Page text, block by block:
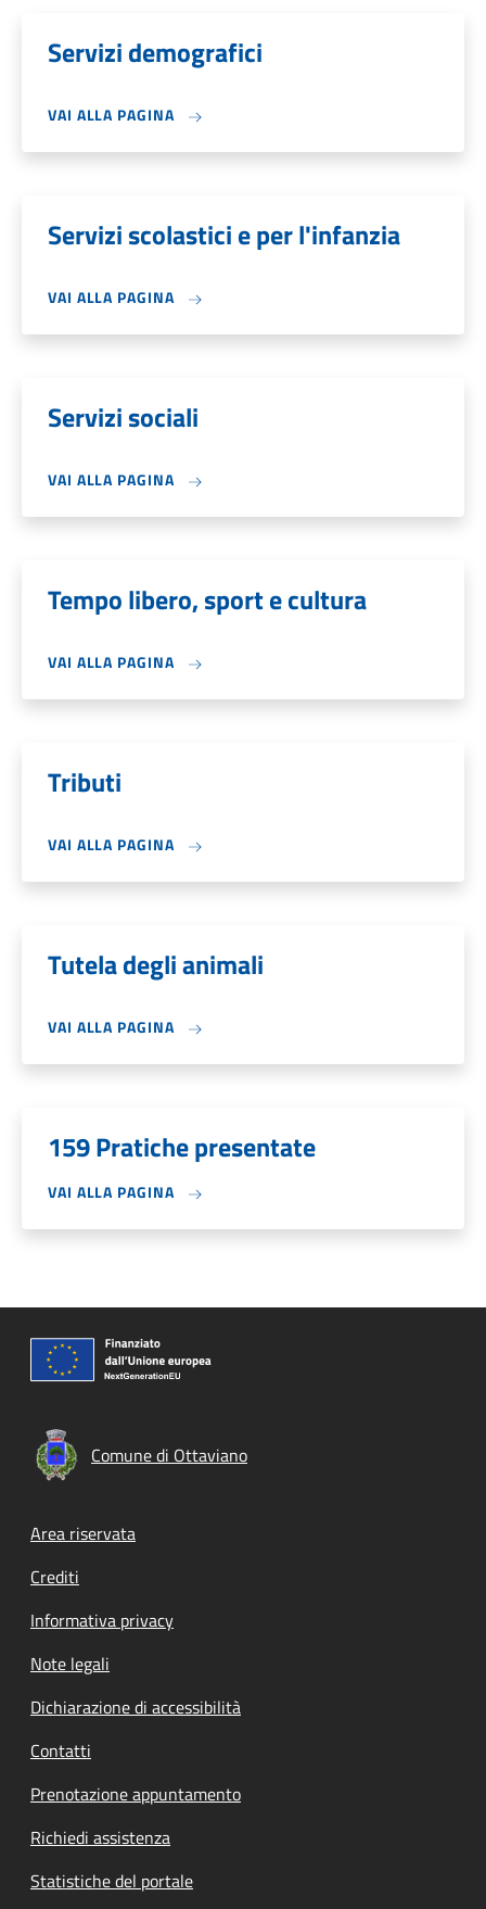
Servizi demografici
VAI ALLA PAGINA
Servizi scolastici e per l'infanzia
VAI ALLA PAGINA
Servizi sociali
VAI ALLA PAGINA
Tempo libero, sport e cultura
VAI ALLA PAGINA
Tributi
VAI ALLA PAGINA
Tutela degli animali
VAI ALLA PAGINA
159 Pratiche presentate
VAI ALLA PAGINA
Comune di Ottaviano
Footer menu
Area riservata
Crediti
Informativa privacy
Note legali
Dichiarazione di accessibilità
Contatti
Prenotazione appuntamento
Richiedi assistenza
Statistiche del portale